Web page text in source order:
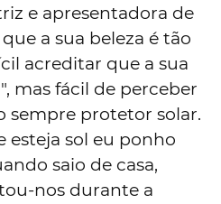
e apresentadora de
a sua beleza é tão
acreditar que a sua
mas fácil de perceber
sempre protetor solar.
esteja sol eu ponho
saio de casa,
nos durante a